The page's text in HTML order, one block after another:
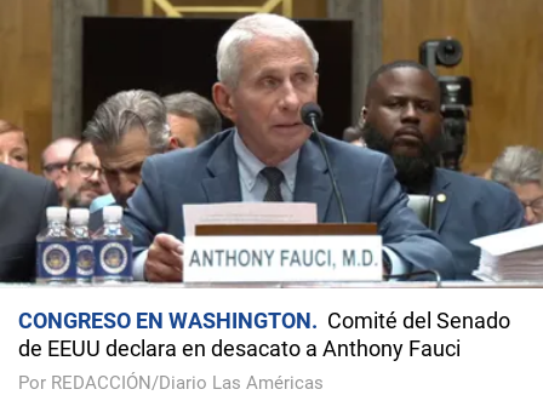
CONGRESO EN WASHINGTON
Comité del Senado
de EEUU declara en desacato a Anthony Fauci
Por REDACCIÓN/Diario Las Américas